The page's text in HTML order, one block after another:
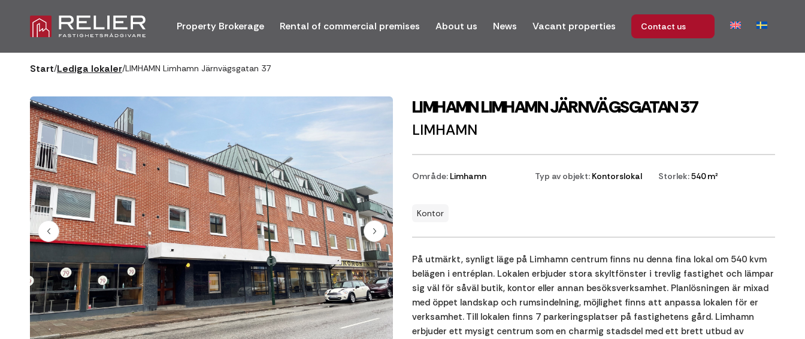
Property Brokerage Rental of commercial premises About us News Vacant properties Contact us
Start/Lediga lokaler/LIMHAMN Limhamn Järnvägsgatan 37
LIMHAMN LIMHAMN JÄRNVÄGSGATAN 37
LIMHAMN
Område: Limhamn Typ av objekt: Kontorslokal Storlek:540 m²
Kontor
På utmärkt, synligt läge på Limhamn centrum finns nu denna fina lokal om 540 kvm
belägen i entréplan. Lokalen erbjuder stora skyltfönster i trevlig fastighet och lämpar
sig väl för såväl butik, kontor eller annan besöksverksamhet. Planlösningen är mixad
med öppet landskap och rumsindelning, möjlighet finns att anpassa lokalen för er
verksamhet. Till lokalen finns 7 parkeringsplatser på fastighetens gård. Limhamn
erbjuder ett mysigt centrum som en charmig stadsdel med ett brett utbud av